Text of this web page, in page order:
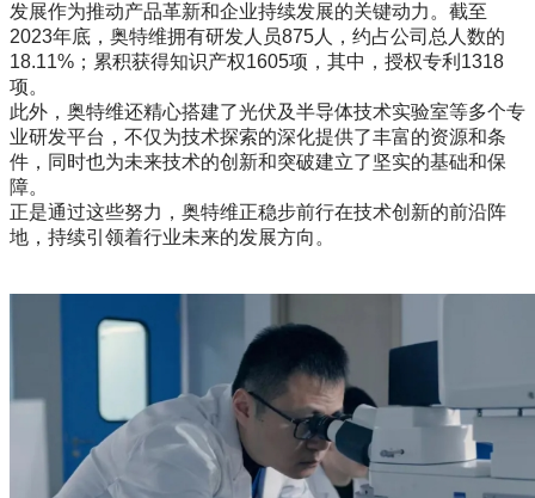
发展作为推动产品革新和企业持续发展的关键动力。截至
2023年底，奥特维拥有研发人员875人，约占公司总人数的
18.11%；累积获得知识产权1605项，其中，授权专利1318
项。
此外，奥特维还精心搭建了光伏及半导体技术实验室等多个专
业研发平台，不仅为技术探索的深化提供了丰富的资源和条
件，同时也为未来技术的创新和突破建立了坚实的基础和保
障。
正是通过这些努力，奥特维正稳步前行在技术创新的前沿阵
地，持续引领着行业未来的发展方向。